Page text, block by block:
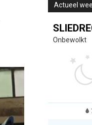
Actueel
Onbewolkt